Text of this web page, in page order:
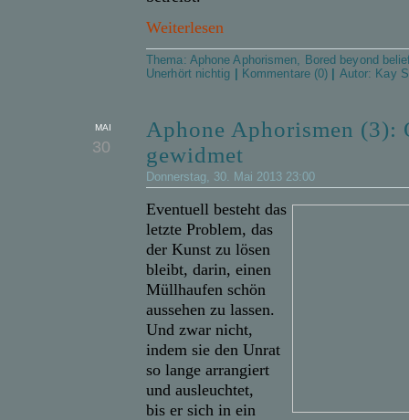
Weiterlesen
Thema: Aphone Aphorismen, Bored beyond
Unerhört nichtig
Kommentare (0) Autor: Kay
MAI
30
Aphone Aphorismen (3):
gewidmet
Donnerstag, 30. Mai 2013 23:00
Eventuell besteht das
letzte Problem, das
der Kunst zu lösen
bleibt, darin, einen
Müllhaufen schön
aussehen zu lassen.
Und zwar nicht,
indem sie den Unrat
so lange arrangiert
und ausleuchtet,
bis er sich in ein